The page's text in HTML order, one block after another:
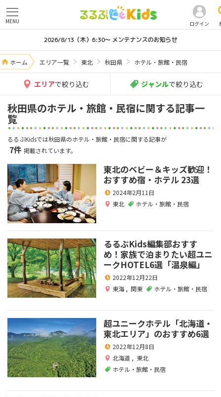
ログイン
MENU
2026/8/13（木）6:30～ メンテナンスのお知らせ
ホーム エリア一覧 東北 秋田県 ホテル・旅館・民宿
エリアで絞り込む ジャンルで絞り込む
秋田県のホテル・旅館・民宿に関する記事一
覧
るるぶKidsでは秋田県のホテル・旅館・民宿に関する記事が
7件 掲載されています。
東北のベビー＆キッズ歓迎！
おすすめ宿・ホテル 23選
2024年2月11日
東北
ホテル・旅館・民宿
るるぶKids編集部おすす
め！家族で泊まりたい超ユニ
ークHOTEL6選「温泉編」
2022年12月22日
東海 , 関東 ホテル・旅館・民宿
超ユニークホテル「北海道・
東北エリア」のおすすめ6選
2022年12月8日
北海道 , 東北
ホテル・旅館・民宿